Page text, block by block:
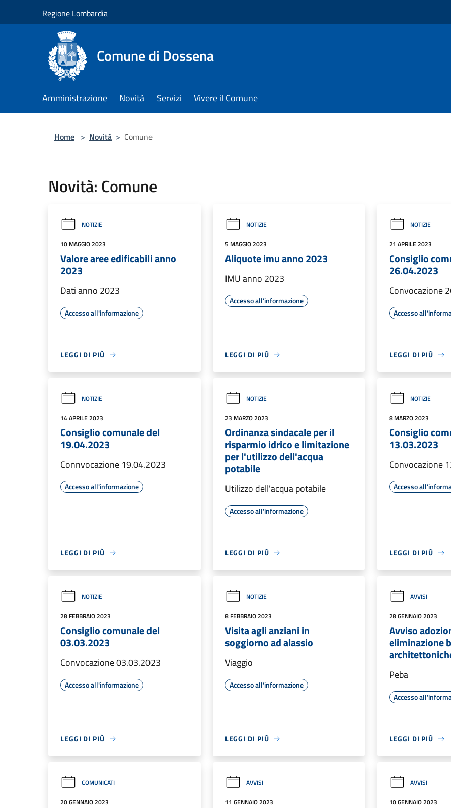
Regione Lombardia
Comune di Dossena
Amministrazione Novità Servizi Vivere il Comune
Home > Novità > Comune
Novità: Comune
NOTIZIE
10 MAGGIO 2023
Valore aree edificabili anno
2023
Dati anno 2023
Accesso all'informazione
LEGGI DI PIÙ
NOTIZIE
5 MAGGIO 2023
Aliquote imu anno 2023
IMU anno 2023
Accesso all'informazione
LEGGI DI PIÙ
NOTIZIE
21 APRILE 2023
Consiglio
26.04.2023
Convocazione
Accesso
LEGGI DI PIÙ
NOTIZIE
14 APRILE 2023
Consiglio comunale del
19.04.2023
Connvocazione 19.04.2023
Accesso all'informazione
LEGGI DI PIÙ
NOTIZIE
23 MARZO 2023
Ordinanza sindacale per il
risparmio idrico e limitazione
per l'utilizzo dell'acqua
potabile
Utilizzo dell'acqua potabile
Accesso all'informazione
LEGGI DI PIÙ
NOTIZIE
8 MARZO 2023
Consiglio
13.03.2023
Convocazione
Accesso
LEGGI DI PIÙ
NOTIZIE
28 FEBBRAIO 2023
Consiglio comunale del
03.03.2023
Convocazione 03.03.2023
Accesso all'informazione
LEGGI DI PIÙ
NOTIZIE
8 FEBBRAIO 2023
Visita agli anziani in
soggiorno ad alassio
Viaggio
Accesso all'informazione
LEGGI DI PIÙ
AVVISI
28 GENNAIO 2023
Avviso
eliminazione
Peba
Accesso
LEGGI DI PIÙ
COMUNICATI
20 GENNAIO 2023
AVVISI
11 GENNAIO 2023
AVVISI
10 GENNAIO 2023